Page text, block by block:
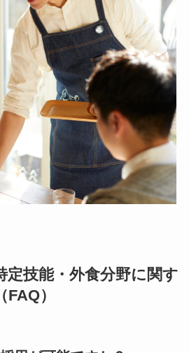
定技能・外食分野に関す
）